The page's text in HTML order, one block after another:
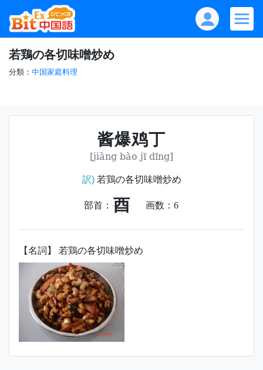
若鶏の各切味噌炒め
分類： 中国家庭料理
酱爆鸡丁
[jiàng bào jī dīng]
訳)若鶏の各切味噌炒め
部首： 酉 画数： 6
【名詞】 若鶏の各切味噌炒め